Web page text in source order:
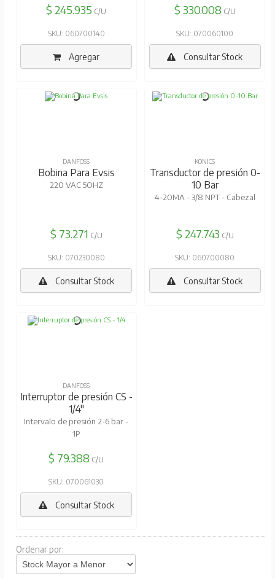
$ 245.935 C/U
SKU: 060700140
Agregar
$ 330.008 C/U
SKU: 070060100
Consultar Stock
DANFOSS
Bobina Para Evsis
220 VAC 5OHZ
$ 73.271 C/U
SKU: 070230080
Consultar Stock
KONICS
Transductor de presión 0-
10 Bar
4-20MA - 3/8 NPT - Cabezal
$ 247.743 C/U
SKU: 060700080
Consultar Stock
DANFOSS
Interruptor de presión CS -
1/4"
Intervalo de presión 2-6 bar -
1P
$ 79.388 C/U
SKU: 070061030
Consultar Stock
Ordenar por: